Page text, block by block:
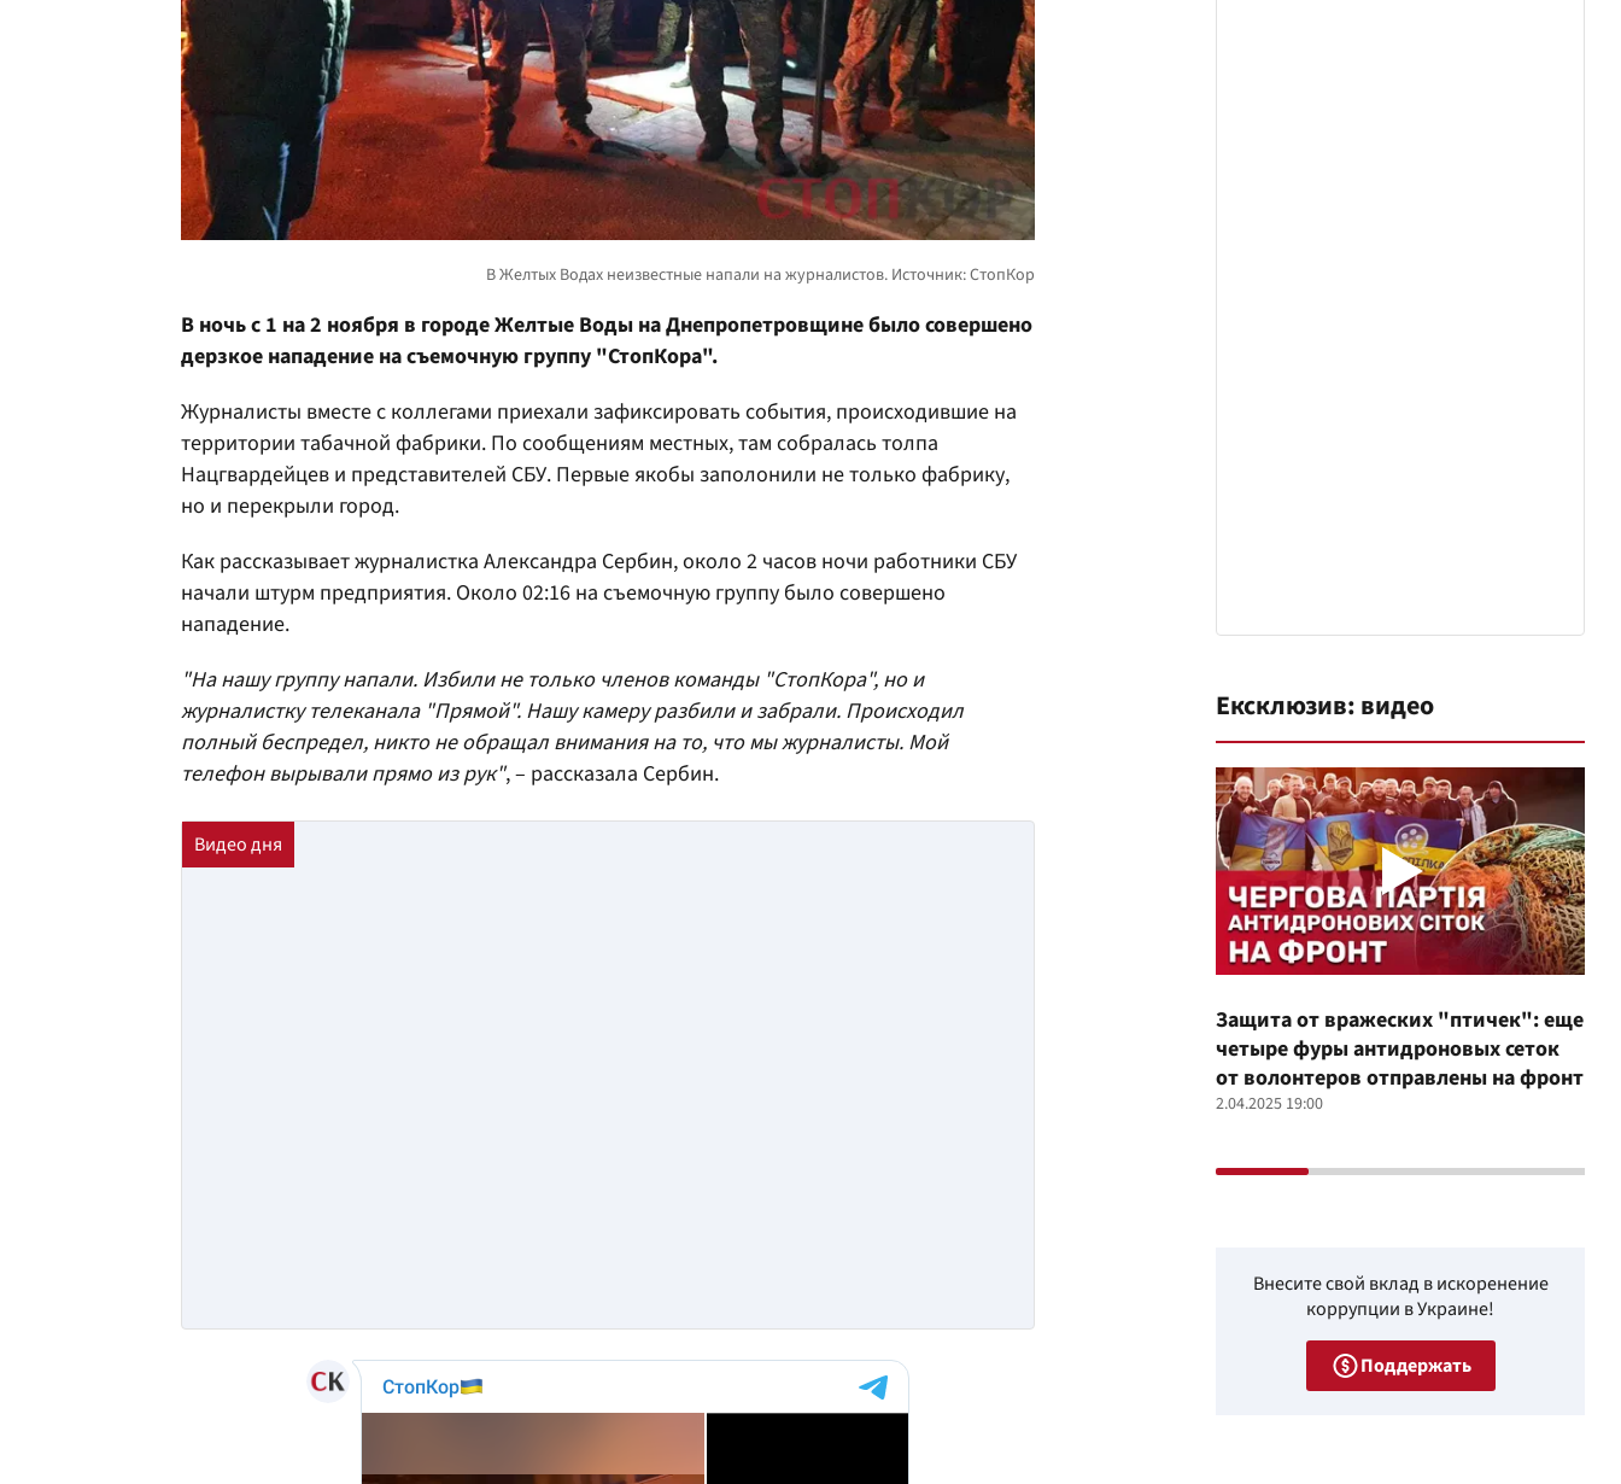
В ночь с 1 на 2 ноября в городе Желтые Воды на Днепропетровщине было совершено
дерзкое нападение на съемочную группу "СтопКора".
Журналисты вместе с коллегами приехали зафиксировать события, происходившие на
территории табачной фабрики. По сообщениям местных, там собралась толпа
Нацгвардейцев и представителей СБУ. Первые якобы заполонили не только фабрику,
но и перекрыли город.
Как рассказывает журналистка Александра Сербин, около 2 часов ночи работники СБУ
начали штурм предприятия. Около 02:16 на съемочную группу было совершено
нападение.
"На нашу группу напали. Избили не только членов команды "СтопКора", но и
журналистку телеканала "Прямой". Нашу камеру разбили и забрали. Происходил
полный беспредел, никто не обращал внимания на то, что мы журналисты. Мой
телефон вырывали прямо из рук", – рассказала Сербин.
Ексклюзив: видео
Защита от вражеских "птичек": еще
четыре фуры антидроновых сеток
от волонтеров отправлены на фронт
2.04.2025 19:00
Внесите свой вклад в искоренение
коррупции в Украине!
Поддержать